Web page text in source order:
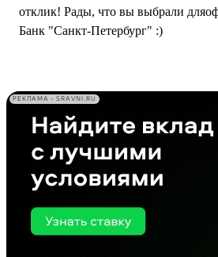
отклик! Рады, что вы выбрали
Банк "Санкт-Петербург" :)
РЕКЛАМА • SRAVNI.RU